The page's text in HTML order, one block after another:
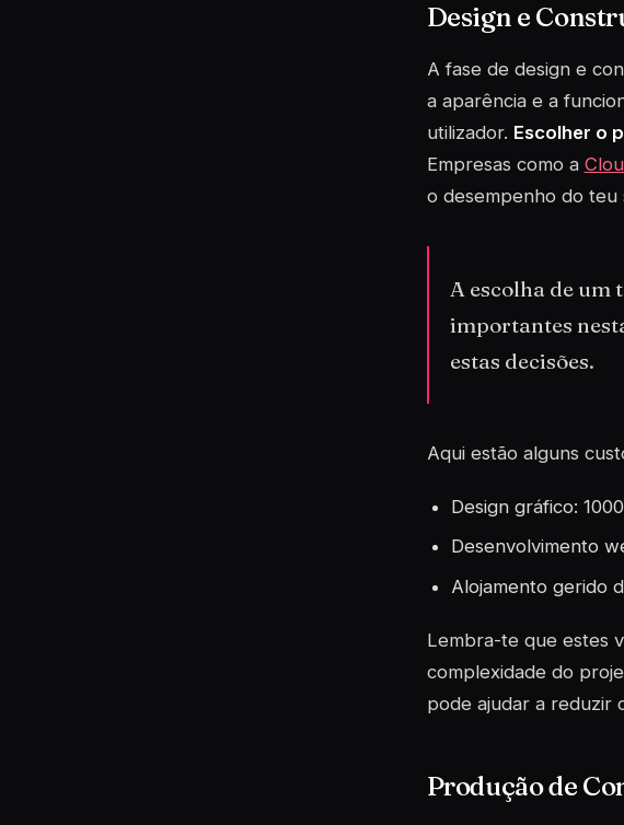
Design e
A fase de design e
a aparência e a
utilizador. Escolher o
Empresas como a
o desempenho do teu
A escolha de um
importantes
estas decisões.
Aqui estão alguns
Design gráfico:
Desenvolvimento
Alojamento gerido
Lembra-te que estes
complexidade do
pode ajudar a reduzir
Produção de